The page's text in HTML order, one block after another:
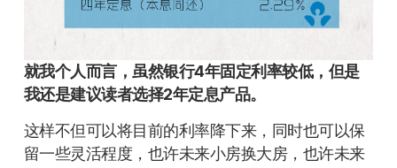
就我个人而言，虽然银行4年固定利率较低，但是
我还是建议读者选择2年定息产品。
这样不但可以将目前的利率降下来，同时也可以保
留一些灵活程度，也许未来小房换大房，也许未来